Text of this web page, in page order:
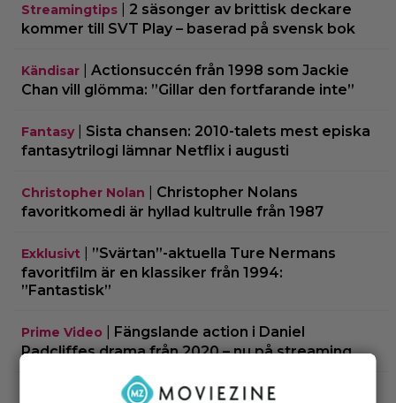
Streamingtips
2 säsonger av brittisk deckare
kommer till SVT Play – baserad på svensk bok
Kändisar
Actionsuccén från 1998 som Jackie
Chan vill glömma: ”Gillar den fortfarande inte”
Fantasy| Sista chansen: 2010-talets mest episka
fantasytrilogi lämnar Netflix i augusti
Christopher Nolan
Christopher Nolans
favoritkomedi är hyllad kultrulle från 1987
Exklusivt
”Svärtan”-aktuella Ture Nermans
favoritfilm är en klassiker från 1994:
”Fantastisk”
Prime Video
Fängslande action i Daniel
Radcliffes drama från 2020 – nu på streaming
KRÖNIKA: Pssst… sanningen är att